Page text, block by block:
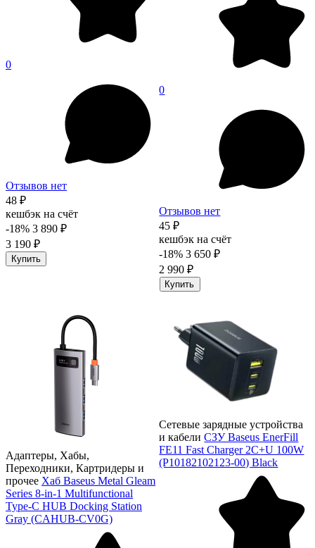
0
Отзывов нет
48 ₽
кешбэк на счёт
-18% 3 890 ₽
3 190 ₽
Купить
0
Отзывов нет
45 ₽
кешбэк на счёт
-18% 3 650 ₽
2 990 ₽
Купить
Адаптеры, Хабы,
Переходники, Картридеры и
прочее Хаб Baseus Metal Gleam
Series 8-in-1 Multifunctional
Type-C HUB Docking Station
Gray (CAHUB-CV0G)
Сетевые зарядные устройства
и кабели СЗУ Baseus EnerFill
FE11 Fast Charger 2C+U 100W
(P10182102123-00) Black